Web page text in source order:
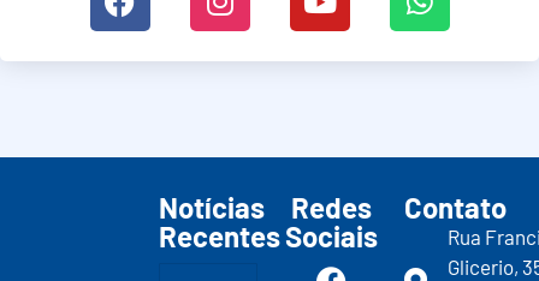
Notícias
Recentes
Redes
Sociais
Contato
Rua
Glicerio,